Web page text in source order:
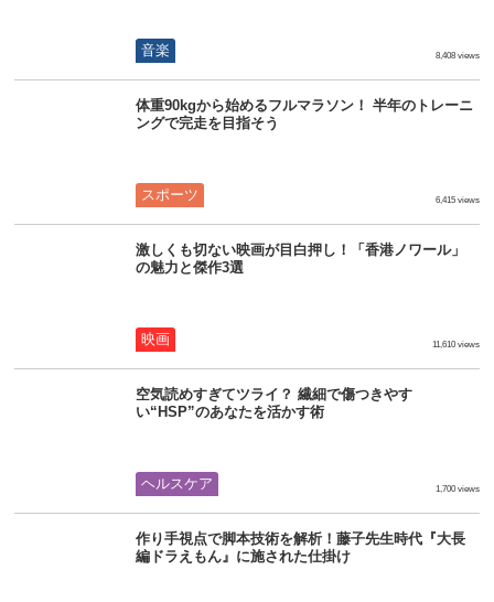
音楽 8,408 views
体重90kgから始めるフルマラソン！ 半年のトレーニ
ングで完走を目指そう
スポーツ 6,415 views
激しくも切ない映画が目白押し！「香港ノワール」
の魅力と傑作3選
映画 11,610 views
空気読めすぎてツライ？ 繊細で傷つきやす
い“HSP”のあなたを活かす術
ヘルスケア 1,700 views
作り手視点で脚本技術を解析！藤子先生時代『大長
編ドラえもん』に施された仕掛け